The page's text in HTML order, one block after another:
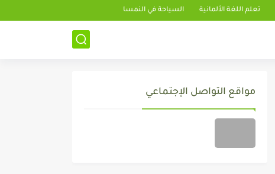
تعلم اللغة الألمانية السياحة في النمسا
مواقع التواصل الإجتماعي